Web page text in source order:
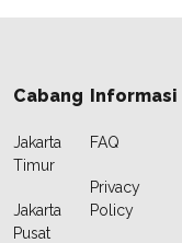
Cabang
Jakarta
Timur
Jakarta
Pusat
Informasi
FAQ
Privacy
Policy